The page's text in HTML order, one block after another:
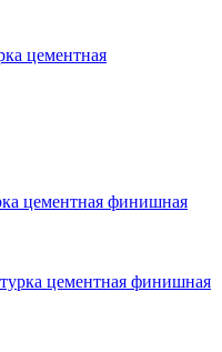
цементная
цементная финишная